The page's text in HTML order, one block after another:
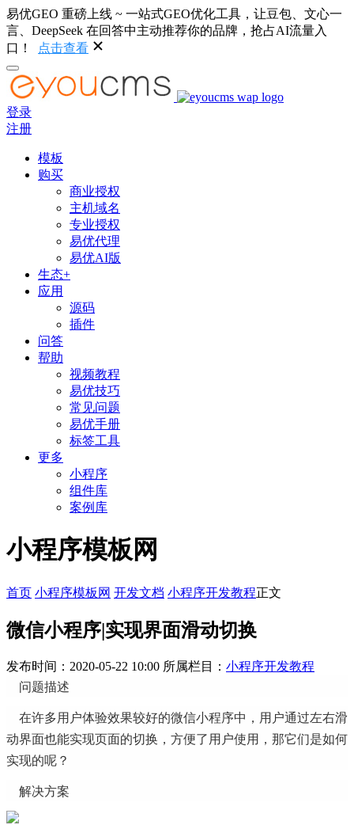
易优GEO 重磅上线 ~ 一站式GEO优化工具，让豆包、文心一
言、DeepSeek 在回答中主动推荐你的品牌，抢占AI流量入
口！
点击查看
登录
注册
模板
购买
商业授权
主机域名
专业授权
易优代理
易优AI版
生态+
应用
源码
插件
问答
帮助
视频教程
易优技巧
常见问题
易优手册
标签工具
更多
小程序
组件库
案例库
小程序模板网
首页 小程序模板网 开发文档 小程序开发教程正文
微信小程序|实现界面滑动切换
发布时间：2020-05-22 10:00 所属栏目： 小程序开发教程
问题描述
在许多用户体验效果较好的微信小程序中，用户通过左右滑
动界面也能实现页面的切换，方便了用户使用，那它们是如何
实现的呢？
解决方案